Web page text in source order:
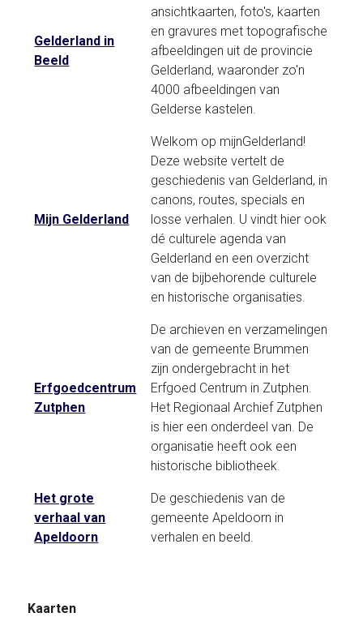
Gelderland in
Beeld
ansichtkaarten, foto's, kaarten
en gravures met topografische
afbeeldingen uit de provincie
Gelderland, waaronder zo'n
4000 afbeeldingen van
Gelderse kastelen.
Mijn Gelderland
Welkom op mijnGelderland!
Deze website vertelt de
geschiedenis van Gelderland, in
canons, routes, specials en
losse verhalen. U vindt hier ook
dé culturele agenda van
Gelderland en een overzicht
van de bijbehorende culturele
en historische organisaties.
Erfgoedcentrum
Zutphen
De archieven en verzamelingen
van de gemeente Brummen
zijn ondergebracht in het
Erfgoed Centrum in Zutphen.
Het Regionaal Archief Zutphen
is hier een onderdeel van. De
organisatie heeft ook een
historische bibliotheek.
Het grote
verhaal van
Apeldoorn
De geschiedenis van de
gemeente Apeldoorn in
verhalen en beeld.
Kaarten